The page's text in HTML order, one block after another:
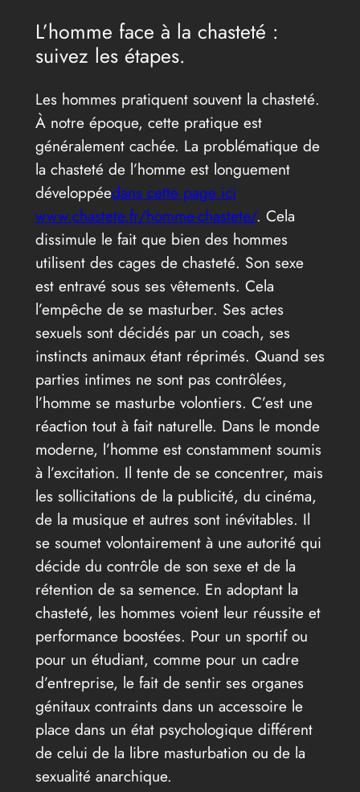
L’homme face à la chasteté :
suivez les étapes.
Les hommes pratiquent souvent la chasteté.
À notre époque, cette pratique est
généralement cachée. La problématique de
la chasteté de l’homme est longuement
développéedans cette page ici
www.chastete.fr/homme-chastete/. Cela
dissimule le fait que bien des hommes
utilisent des cages de chasteté. Son sexe
est entravé sous ses vêtements. Cela
l’empêche de se masturber. Ses actes
sexuels sont décidés par un coach, ses
instincts animaux étant réprimés. Quand ses
parties intimes ne sont pas contrôlées,
l’homme se masturbe volontiers. C’est une
réaction tout à fait naturelle. Dans le monde
moderne, l’homme est constamment soumis
à l’excitation. Il tente de se concentrer, mais
les sollicitations de la publicité, du cinéma,
de la musique et autres sont inévitables. Il
se soumet volontairement à une autorité qui
décide du contrôle de son sexe et de la
rétention de sa semence. En adoptant la
chasteté, les hommes voient leur réussite et
performance boostées. Pour un sportif ou
pour un étudiant, comme pour un cadre
d’entreprise, le fait de sentir ses organes
génitaux contraints dans un accessoire le
place dans un état psychologique différent
de celui de la libre masturbation ou de la
sexualité anarchique.